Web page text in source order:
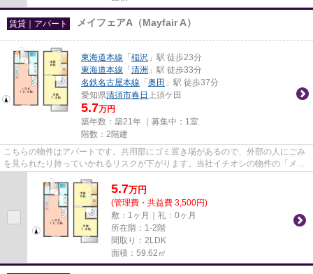
賃貸｜アパート メイフェアA（Mayfair A）
東海道本線 「 稲沢 」駅 徒歩23分
東海道本線 「 清洲 」駅 徒歩33分
名鉄名古屋本線 「 奥田 」駅 徒歩37分
愛知県清須市春日 上須ケ田
5.7万円
築年数：築21年 ｜募集中： 1室
階数：2階建
こちらの物件はアパートです。共用部にゴミ置き場があるので、外部の人にごみ
を見られたり持っていかれるリスクが下がります。当社イチオシの物件の「メイ
5.7万円
(管理費・共益費 3,500円)
敷：1ヶ月｜礼：0ヶ月
所在階：1-2階
間取り：2LDK
面積：59.62㎡